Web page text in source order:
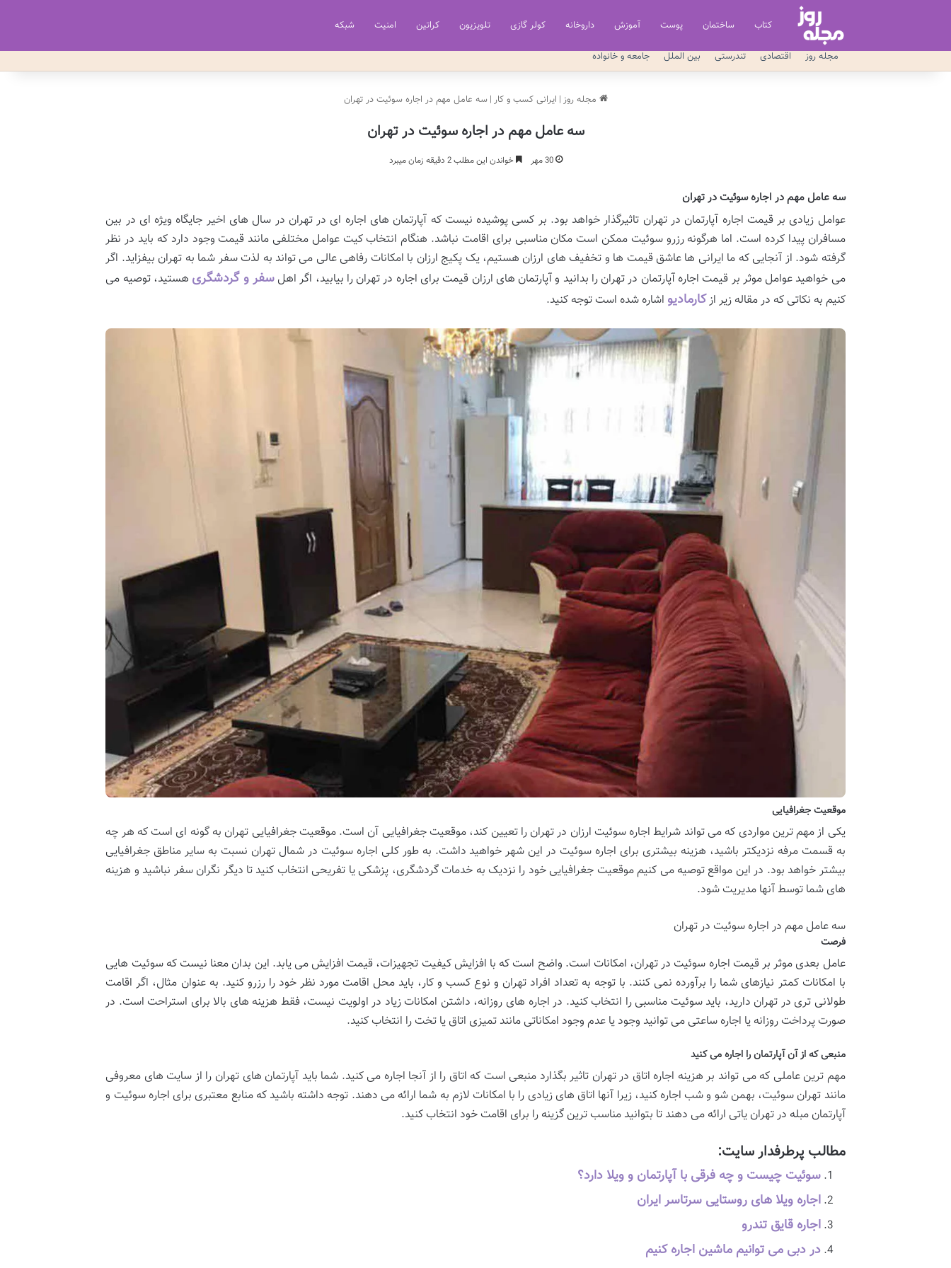
کتاب ساختمان پوست آموزش داروخانه کولر گازی تلویزیون کراتین امنیت شبکه
مجله روز اقتصادی تندرستی بین الملل جامعه و خانواده
مجله روز | ایرانی کسب و کار | سه عامل مهم در اجاره سوئیت در تهران
سه عامل مهم در اجاره سوئیت در تهران
30 مهر خواندن این مطلب 2 دقیقه زمان میبرد
سه عامل مهم در اجاره سوئیت در تهران
عوامل زیادی بر قیمت اجاره آپارتمان در تهران تاثیرگذار خواهد بود. بر کسی پوشیده نیست که آپارتمان های اجاره ای در تهران در سال های اخیر جایگاه ویژه ای در بین
مسافران پیدا کرده است. اما هرگونه رزرو سوئیت ممکن است مکان مناسبی برای اقامت نباشد. هنگام انتخاب کیت عوامل مختلفی مانند قیمت وجود دارد که باید در نظر
گرفته شود. از آنجایی که ما ایرانی ها عاشق قیمت ها و تخفیف های ارزان هستیم، یک پکیج ارزان با امکانات رفاهی عالی می تواند به لذت سفر شما به تهران بیفزاید. اگر
می خواهید عوامل موثر بر قیمت اجاره آپارتمان در تهران را بدانید و آپارتمان های ارزان قیمت برای اجاره در تهران را بیابید، اگر اهلسفر و گردشگری هستید، توصیه می
کنیم به نکاتی که در مقاله زیر ازکارمادیو اشاره شده است توجه کنید.
موقعیت جغرافیایی
یکی از مهم ترین مواردی که می تواند شرایط اجاره سوئیت ارزان در تهران را تعیین کند، موقعیت جغرافیایی آن است. موقعیت جغرافیایی تهران به گونه ای است که هر چه
به قسمت مرفه نزدیکتر باشید، هزینه بیشتری برای اجاره سوئیت در این شهر خواهید داشت. به طور کلی اجاره سوئیت در شمال تهران نسبت به سایر مناطق جغرافیایی
بیشتر خواهد بود. در این مواقع توصیه می کنیم موقعیت جغرافیایی خود را نزدیک به خدمات گردشگری، پزشکی یا تفریحی انتخاب کنید تا دیگر نگران سفر نباشید و هزینه
های شما توسط آنها مدیریت شود.
سه عامل مهم در اجاره سوئیت در تهران
فرصت
عامل بعدی موثر بر قیمت اجاره سوئیت در تهران، امکانات است. واضح است که با افزایش کیفیت تجهیزات، قیمت افزایش می یابد. این بدان معنا نیست که سوئیت هایی
با امکانات کمتر نیازهای شما را برآورده نمی کنند. با توجه به تعداد افراد تهران و نوع کسب و کار، باید محل اقامت مورد نظر خود را رزرو کنید. به عنوان مثال، اگر اقامت
طولانی تری در تهران دارید، باید سوئیت مناسبی را انتخاب کنید. در اجاره های روزانه، داشتن امکانات زیاد در اولویت نیست، فقط هزینه های بالا برای استراحت است. در
صورت پرداخت روزانه یا اجاره ساعتی می توانید وجود یا عدم وجود امکاناتی مانند تمیزی اتاق یا تخت را انتخاب کنید.
منبعی که از آن آپارتمان را اجاره می کنید
مهم ترین عاملی که می تواند بر هزینه اجاره اتاق در تهران تاثیر بگذارد منبعی است که اتاق را از آنجا اجاره می کنید. شما باید آپارتمان های تهران را از سایت های معروفی
مانند تهران سوئیت، بهمن شو و شب اجاره کنید، زیرا آنها اتاق های زیادی را با امکانات لازم به شما ارائه می دهند. توجه داشته باشید که منابع معتبری برای اجاره سوئیت و
آپارتمان مبله در تهران یاتی ارائه می دهند تا بتوانید مناسب ترین گزینه را برای اقامت خود انتخاب کنید.
مطالب پرطرفدار سایت:
سوئیت چیست و چه فرقی با آپارتمان و ویلا دارد؟
اجاره ویلا های روستایی سرتاسر ایران
اجاره قایق تندرو
در دبی می توانیم ماشین اجاره کنیم